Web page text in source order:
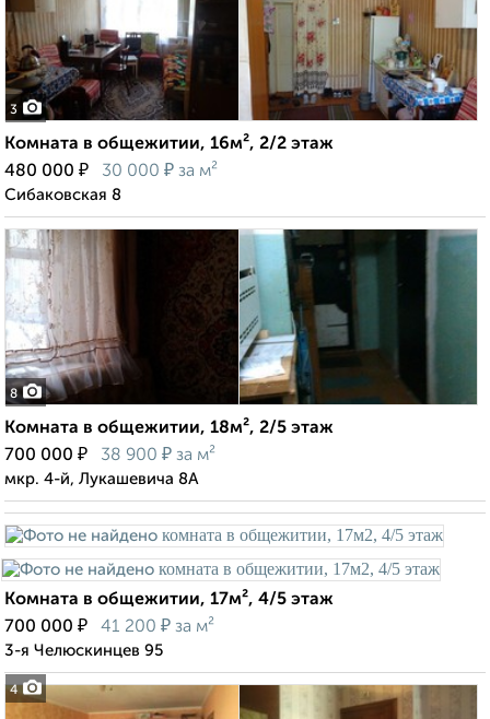
3
Комната в общежитии, 16м², 2/2 этаж
480 000 ₽ 30 000 ₽ за м²
Сибаковская 8
8
Комната в общежитии, 18м², 2/5 этаж
700 000 ₽ 38 900 ₽ за м²
мкр. 4-й, Лукашевича 8А
4
Комната в общежитии, 17м², 4/5 этаж
700 000 ₽ 41 200 ₽ за м²
3-я Челюскинцев 95